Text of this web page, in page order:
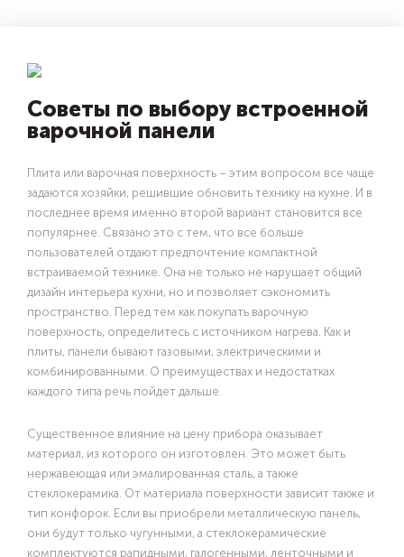
Советы по выбору встроенной
варочной панели
Плита или варочная поверхность – этим вопросом все чаще
задаются хозяйки, решившие обновить технику на кухне. И в
последнее время именно второй вариант становится все
популярнее. Связано это с тем, что все больше
пользователей отдают предпочтение компактной
встраиваемой технике. Она не только не нарушает общий
дизайн интерьера кухни, но и позволяет сэкономить
пространство. Перед тем как покупать варочную
поверхность, определитесь с источником нагрева. Как и
плиты, панели бывают газовыми, электрическими и
комбинированными. О преимуществах и недостатках
каждого типа речь пойдет дальше.
Существенное влияние на цену прибора оказывает
материал, из которого он изготовлен. Это может быть
нержавеющая или эмалированная сталь, а также
стеклокерамика. От материала поверхности зависит также и
тип конфорок. Если вы приобрели металлическую панель,
они будут только чугунными, а стеклокерамические
комплектуются рапидными, галогенными, ленточными и